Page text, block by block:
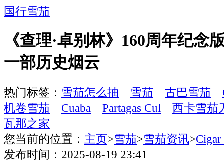
国行雪茄
《查理·卓别林》160周年纪念
一部历史烟云
热门标签： 雪茄怎么抽 雪茄 古巴雪茄
机卷雪茄
Cuaba Partagas Cul
西卡雪茄
瓦那之家
您当前的位置： 主页>雪茄>雪茄资讯>
发布时间：2025-08-19 23:41